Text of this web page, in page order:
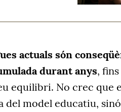
actuals són
durant anys,
equilibri. No crec que
del model educatiu,